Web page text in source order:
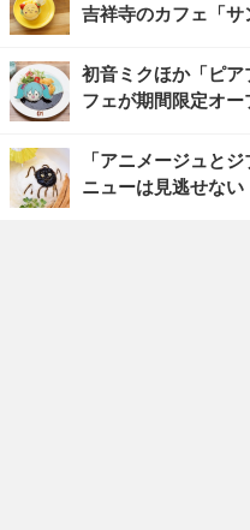
吉祥寺のカフェ「
初音ミクほか「ピ
フェが期間限定オ
「アニメージュと
ニューは見逃せな